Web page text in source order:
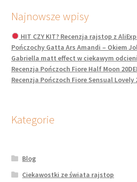
Najnowsze wpisy
HIT CZY KIT? Recenzja rajstop z
Pończochy Gatta Ars Amandi – Okiem
Gabriella matt effect w ciekawym
Recenzja Pończoch Fiore Half Moon
Recenzja Pończoch Fiore Sensual Lovely
Kategorie
Blog
Ciekawostki ze świata rajstop